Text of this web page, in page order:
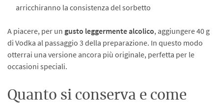
arricchiranno la consistenza del sorbetto
A piacere, per un gusto leggermente alcolico, aggiungere 40 g
di Vodka al passaggio 3 della preparazione. In questo modo
otterrai una versione ancora più originale, perfetta per le
occasioni speciali.
Quanto si conserva e come